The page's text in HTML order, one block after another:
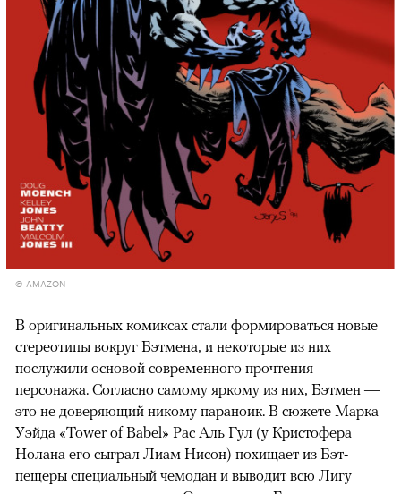
© AMAZON
В оригинальных комиксах стали формироваться новые
стереотипы вокруг Бэтмена, и некоторые из них
послужили основой современного прочтения
персонажа. Согласно самому яркому из них, Бэтмен —
это не доверяющий никому параноик. В сюжете Марка
Уэйда «Tower of Babel» Рас Аль Гул (у Кристофера
Нолана его сыграл Лиам Нисон) похищает из Бэт-
пещеры специальный чемодан и выводит всю Лигу